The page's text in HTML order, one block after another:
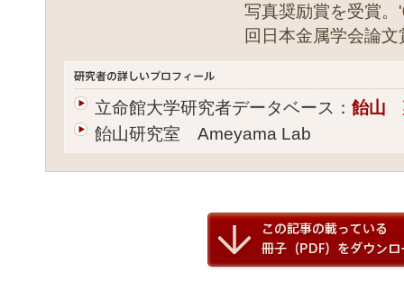
写真奨励賞を受賞
回日本金属学会論
立命館大学研究者データベース： 飴山
飴山研究室 Ameyama Lab